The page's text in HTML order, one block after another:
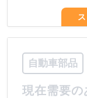
自動車部品
現在需要の